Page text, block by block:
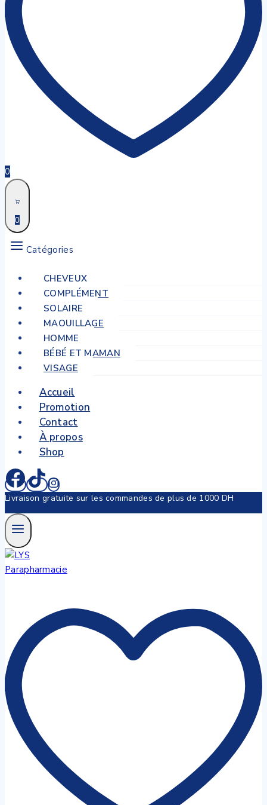
0
0
Catégories
CHEVEUX
COMPLÉMENT
SOLAIRE
MAQUILLAGE
HOMME
BÉBÉ ET MAMAN
VISAGE
Accueil
Promotion
Contact
À propos
Shop
Livraison gratuite sur les commandes de plus de 1000 DH